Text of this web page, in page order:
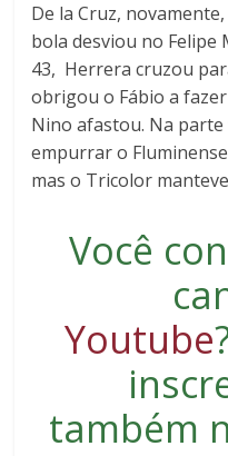
De la Cruz,
bola desviou no Felipe
43, Herrera cruzou
obrigou o Fábio a
Nino afastou. Na
empurrar o
mas o Tricolor
Você
Youtube
também